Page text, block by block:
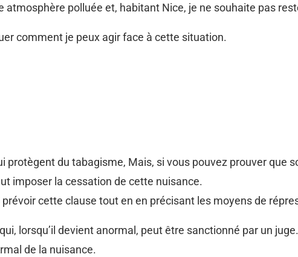
polluée et, habitant Nice, je ne souhaite pas
comment je peux agir face à cette situation.
protègent du tabagisme, Mais, si vous pouvez prouver que
imposer la cessation de cette nuisance.
cette clause tout en en précisant les moyens de
lorsqu’il devient anormal, peut être sanctionné par un juge.
de la nuisance.